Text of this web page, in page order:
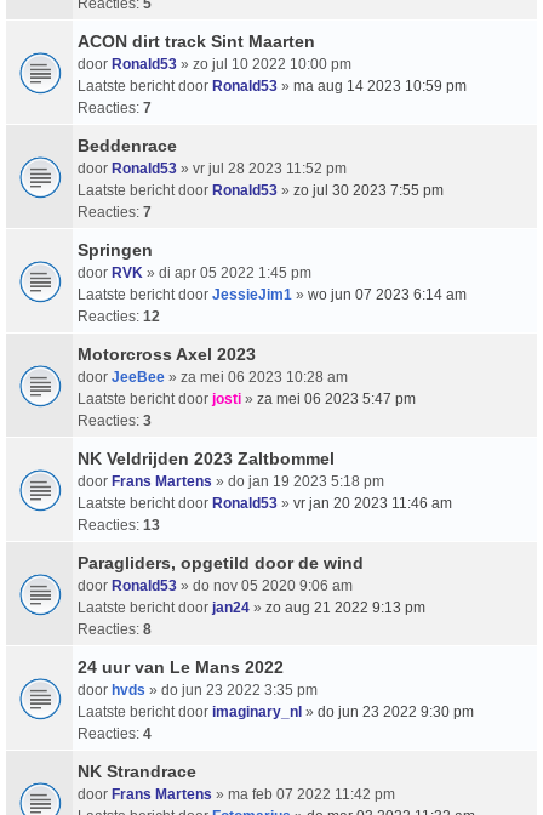
ACON dirt track Sint Maarten
door Ronald53 » zo jul 10 2022 10:00 pm
Laatste bericht door Ronald53 » ma aug 14 2023 10:59 pm
Reacties: 7
Beddenrace
door Ronald53 » vr jul 28 2023 11:52 pm
Laatste bericht door Ronald53 » zo jul 30 2023 7:55 pm
Reacties: 7
Springen
door RVK » di apr 05 2022 1:45 pm
Laatste bericht door JessieJim1 » wo jun 07 2023 6:14 am
Reacties: 12
Motorcross Axel 2023
door JeeBee » za mei 06 2023 10:28 am
Laatste bericht door josti » za mei 06 2023 5:47 pm
Reacties: 3
NK Veldrijden 2023 Zaltbommel
door Frans Martens » do jan 19 2023 5:18 pm
Laatste bericht door Ronald53 » vr jan 20 2023 11:46 am
Reacties: 13
Paragliders, opgetild door de wind
door Ronald53 » do nov 05 2020 9:06 am
Laatste bericht door jan24 » zo aug 21 2022 9:13 pm
Reacties: 8
24 uur van Le Mans 2022
door hvds » do jun 23 2022 3:35 pm
Laatste bericht door imaginary_nl » do jun 23 2022 9:30 pm
Reacties: 4
NK Strandrace
door Frans Martens » ma feb 07 2022 11:42 pm